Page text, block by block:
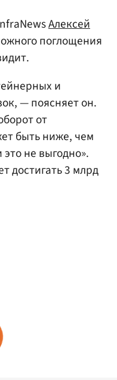
Алексей
поглощения
и
— поясняет он.
от
быть ниже, чем
не выгодно».
достигать 3 млрд